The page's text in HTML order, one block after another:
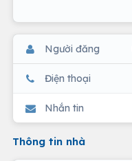
Người đăng
Điện thoại
Nhắn tin
Thông tin nhà